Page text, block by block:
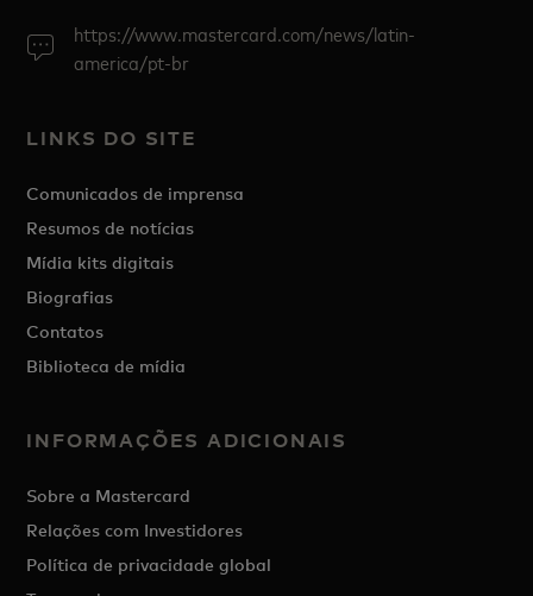
https://www.mastercard.com/news/latin-
america/pt-br
LINKS DO SITE
Comunicados de imprensa
Resumos de notícias
Mídia kits digitais
Biografias
Contatos
Biblioteca de mídia
INFORMAÇÕES ADICIONAIS
Sobre a Mastercard
Relações com Investidores
Política de privacidade global